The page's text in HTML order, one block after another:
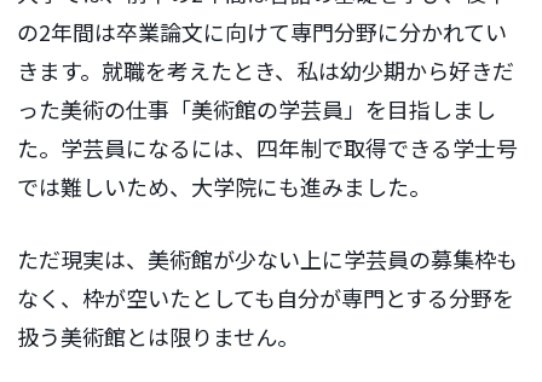
の2年間は卒業論文に向けて専門分野に分かれてい
きます。就職を考えたとき、私は幼少期から好きだ
った美術の仕事「美術館の学芸員」を目指しまし
た。学芸員になるには、四年制で取得できる学士号
では難しいため、大学院にも進みました。
ただ現実は、美術館が少ない上に学芸員の募集枠も
なく、枠が空いたとしても自分が専門とする分野を
扱う美術館とは限りません。